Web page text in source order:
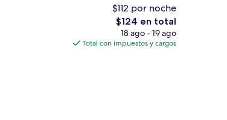
cortinas blackout y wifi gratis
Área de sala de estar
$112 por noche
El
precio
total
$124 en total
18 ago - 19 ago
Total con impuestos y cargos